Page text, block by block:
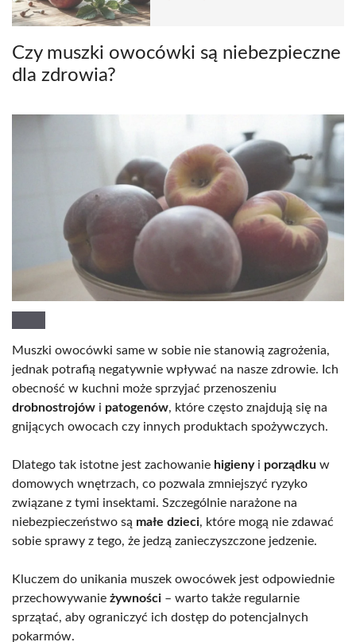
Czy muszki owocówki są niebezpieczne
dla zdrowia?
Muszki owocówki same w sobie nie stanowią zagrożenia,
jednak potrafią negatywnie wpływać na nasze zdrowie. Ich
obecność w kuchni może sprzyjać przenoszeniu
drobnostrojów i patogenów, które często znajdują się na
gnijących owocach czy innych produktach spożywczych.
Dlatego tak istotne jest zachowanie higienyi porządku w
domowych wnętrzach, co pozwala zmniejszyć ryzyko
związane z tymi insektami. Szczególnie narażone na
niebezpieczeństwo są małe dzieci, które mogą nie zdawać
sobie sprawy z tego, że jedzą zanieczyszczone jedzenie.
Kluczem do unikania muszek owocówek jest odpowiednie
przechowywanie żywności – warto także regularnie
sprzątać, aby ograniczyć ich dostęp do potencjalnych
pokarmów.